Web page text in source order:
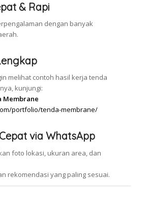
& Rapi
dengan banyak
melihat contoh hasil kerja tenda
kunjungi:
Membrane
portfolio/tenda-membrane/
via WhatsApp
foto lokasi, ukuran area, dan
rekomendasi yang paling sesuai.